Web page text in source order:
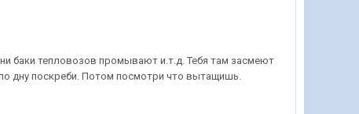
баки тепловозов промывают и.т.д. Тебя там засмеют
дну поскреби. Потом посмотри что вытащишь.